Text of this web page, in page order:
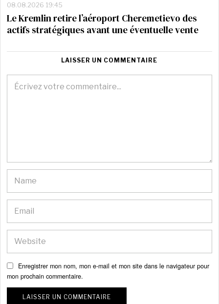
08.08.2026 19:45
Le Kremlin retire l’aéroport Cheremetievo des
actifs stratégiques avant une éventuelle vente
LAISSER UN COMMENTAIRE
Enregistrer mon nom, mon e-mail et mon site dans le navigateur pour
mon prochain commentaire.